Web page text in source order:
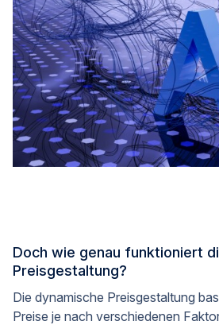
Doch wie genau funktioniert
Preisgestaltung?
Die dynamische Preisgestaltung
Preise je nach verschiedenen